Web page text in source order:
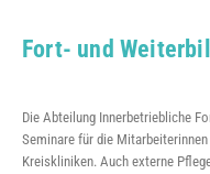
Fort- und
Die Abteilung Innerbetriebliche
Seminare für die
Kreiskliniken. Auch externe